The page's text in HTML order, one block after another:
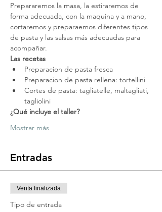
Prepararemos la masa, la estiraremos de
forma adecuada, con la maquina y a mano,
cortaremos y preparaemos diferentes tipos
de pasta y las salsas más adecuadas para
acompañar.
Las recetas
Preparacion de pasta fresca
Preparacion de pasta rellena: tortellini
Cortes de pasta: tagliatelle, maltagliati,
tagliolini
¿Qué incluye el taller?
Mostrar más
Entradas
Venta finalizada
Tipo de entrada